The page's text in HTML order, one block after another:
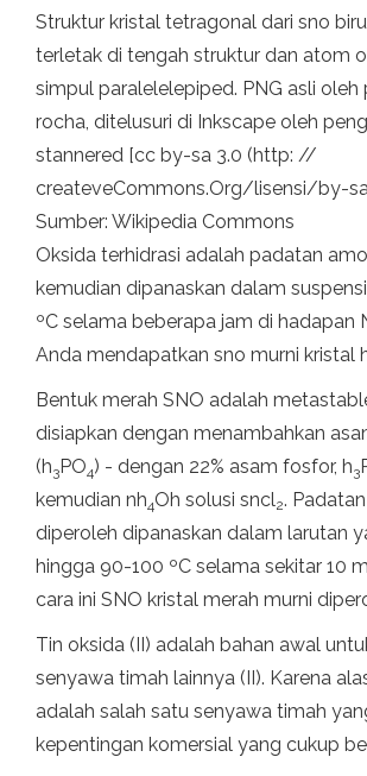
Struktur kristal tetragonal dari sno
terletak di tengah struktur dan atom
simpul paralelelepiped. PNG asli oleh
rocha, ditelusuri di Inkscape oleh
stannered [cc by-sa 3.0 (http: //
createveCommons.Org/lisensi/by-
Sumber: Wikipedia Commons
Oksida terhidrasi adalah padatan
kemudian dipanaskan dalam
ºC selama beberapa jam di hadapan
Anda mendapatkan sno murni kristal
Bentuk merah SNO adalah
disiapkan dengan menambahkan
(h3PO4) - dengan 22% asam fosfor, h3
kemudian nh4Oh solusi sncl2.
diperoleh dipanaskan dalam larutan
hingga 90-100 ºC selama sekitar 10
cara ini SNO kristal merah murni
Tin oksida (II) adalah bahan awal
senyawa timah lainnya (II). Karena
adalah salah satu senyawa timah
kepentingan komersial yang cukup